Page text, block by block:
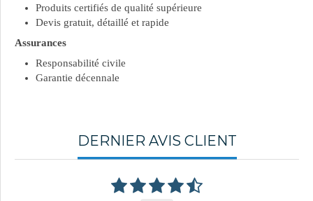
Produits certifiés de qualité supérieure
Devis gratuit, détaillé et rapide
Assurances
Responsabilité civile
Garantie décennale
DERNIER AVIS CLIENT